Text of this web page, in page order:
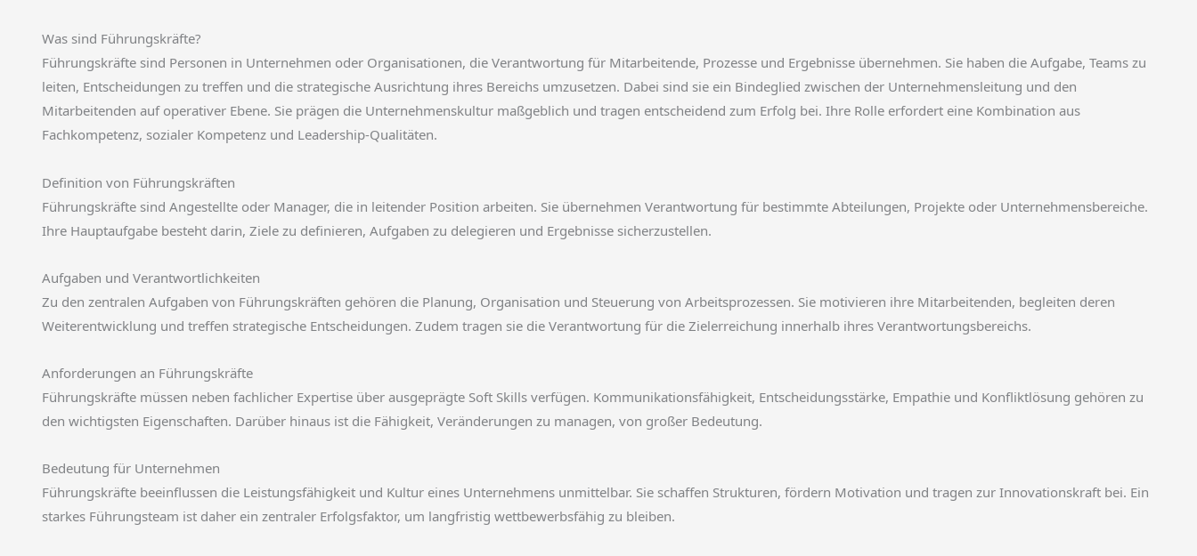
Was sind Führungskräfte?
Führungskräfte sind Personen in Unternehmen oder Organisationen, die Verantwortung für Mitarbeitende, Prozesse und Ergebnisse übernehmen. Sie haben die Aufgabe, Teams zu
leiten, Entscheidungen zu treffen und die strategische Ausrichtung ihres Bereichs umzusetzen. Dabei sind sie ein Bindeglied zwischen der Unternehmensleitung und den
Mitarbeitenden auf operativer Ebene. Sie prägen die Unternehmenskultur maßgeblich und tragen entscheidend zum Erfolg bei. Ihre Rolle erfordert eine Kombination aus
Fachkompetenz, sozialer Kompetenz und Leadership-Qualitäten.
Definition von Führungskräften
Führungskräfte sind Angestellte oder Manager, die in leitender Position arbeiten. Sie übernehmen Verantwortung für bestimmte Abteilungen, Projekte oder Unternehmensbereiche.
Ihre Hauptaufgabe besteht darin, Ziele zu definieren, Aufgaben zu delegieren und Ergebnisse sicherzustellen.
Aufgaben und Verantwortlichkeiten
Zu den zentralen Aufgaben von Führungskräften gehören die Planung, Organisation und Steuerung von Arbeitsprozessen. Sie motivieren ihre Mitarbeitenden, begleiten deren
Weiterentwicklung und treffen strategische Entscheidungen. Zudem tragen sie die Verantwortung für die Zielerreichung innerhalb ihres Verantwortungsbereichs.
Anforderungen an Führungskräfte
Führungskräfte müssen neben fachlicher Expertise über ausgeprägte Soft Skills verfügen. Kommunikationsfähigkeit, Entscheidungsstärke, Empathie und Konfliktlösung gehören zu
den wichtigsten Eigenschaften. Darüber hinaus ist die Fähigkeit, Veränderungen zu managen, von großer Bedeutung.
Bedeutung für Unternehmen
Führungskräfte beeinflussen die Leistungsfähigkeit und Kultur eines Unternehmens unmittelbar. Sie schaffen Strukturen, fördern Motivation und tragen zur Innovationskraft bei. Ein
starkes Führungsteam ist daher ein zentraler Erfolgsfaktor, um langfristig wettbewerbsfähig zu bleiben.